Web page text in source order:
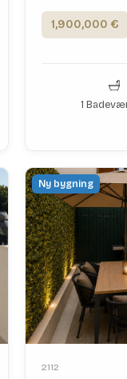
1,900,000 €
1
Ny bygning
2112